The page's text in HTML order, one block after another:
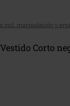
incl. manipulación y
Corto